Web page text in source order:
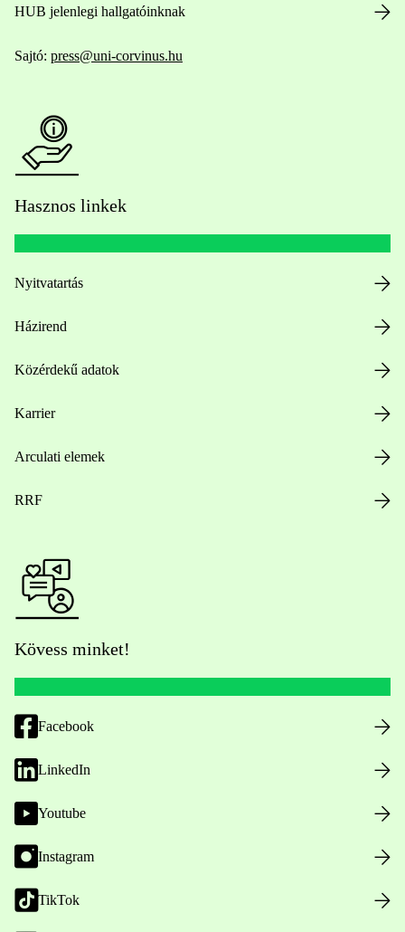
HUB jelenlegi hallgatóinknak
Sajtó: press@uni-corvinus.hu
Hasznos linkek
Nyitvatartás
Házirend
Közérdekű adatok
Karrier
Arculati elemek
RRF
Kövess minket!
Facebook
LinkedIn
Youtube
Instagram
TikTok